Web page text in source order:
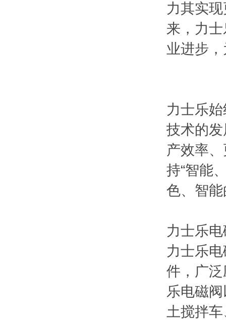
力其实
来，力
业进步
力士乐
技术的
产效率
持“智能
色、智
力士乐
力士乐
件，广
乐电磁
土搅拌